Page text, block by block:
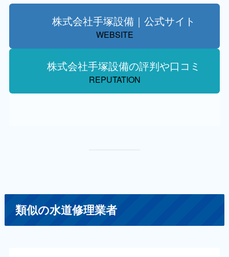
株式会社手塚設備｜公式サイト
WEBSITE
株式会社手塚設備の評判や口コミ
REPUTATION
類似の水道修理業者